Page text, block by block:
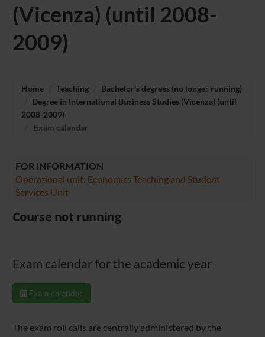
(Vicenza) (until 2008-
2009)
Home Teaching
Bachelor’s degrees (no longer running)
Degree in International Business Studies (Vicenza) (until
2008-2009)
Exam calendar
FOR INFORMATION
Operational unit: Economics Teaching and Student
Services Unit
Course not running
Exam calendar for the academic year
Exam calendar
The exam roll calls are centrally administered by the